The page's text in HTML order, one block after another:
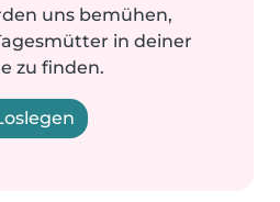
uns bemühen,
in deiner
zu finden.